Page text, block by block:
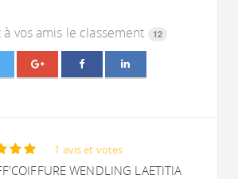
à vos amis le classement 12
1 avis et votes
WENDLING LAETITIA